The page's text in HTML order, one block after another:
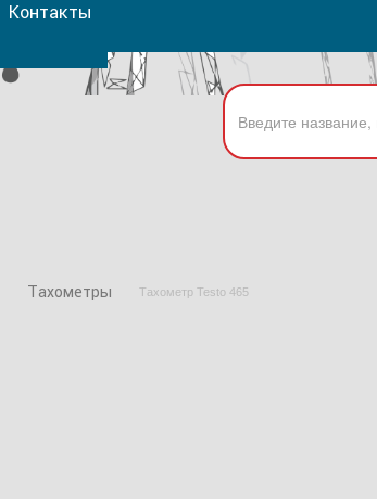
Контакты
Тахометры Тахометр Testo 465